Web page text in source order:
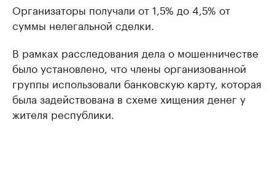
Организаторы получали от 1,5% до 4,5% от
суммы нелегальной сделки.
В рамках расследования дела о мошенничестве
было установлено, что члены организованной
группы использовали банковскую карту, которая
была задействована в схеме хищения денег у
жителя республики.